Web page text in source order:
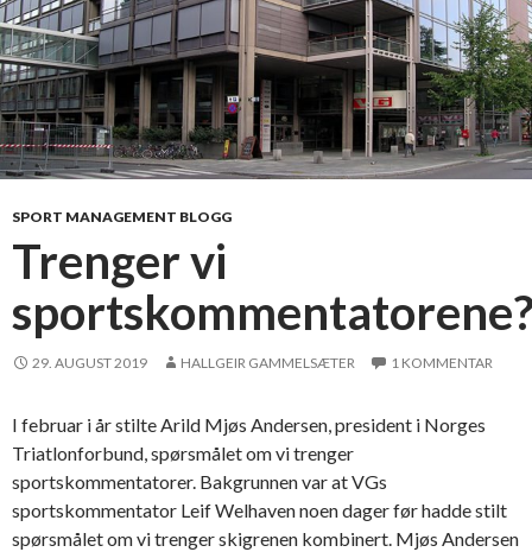
h
e
l
t
e
r
SPORT MANAGEMENT BLOGG
Trenger vi
29. AUGUST 2019 HALLGEIR GAMMELSÆTER 1 KOMMENTAR
I februar i år stilte Arild Mjøs Andersen, president i Norges
Triatlonforbund, spørsmålet om vi trenger
sportskommentatorer. Bakgrunnen var at VGs
sportskommentator Leif Welhaven noen dager før hadde stilt
spørsmålet om vi trenger skigrenen kombinert. Mjøs Andersen